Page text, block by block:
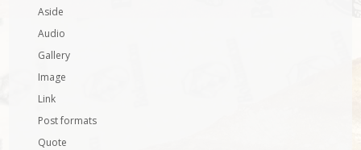
Aside
Audio
Gallery
Image
Link
Post formats
Quote